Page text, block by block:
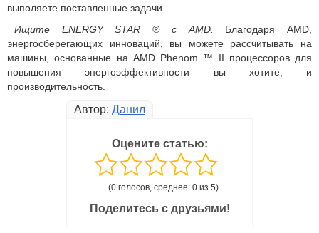
выполяете поставленные задачи.
Ищите ENERGY STAR ® с AMD.
Благодаря AMD,
энергосберегающих инноваций, вы можете рассчитывать на
машины, основанные на AMD Phenom ™ II процессоров для
повышения энергоэффективности вы хотите, и
производительность.
Автор: Данил
Оцените статью:
(0 голосов, среднее: 0 из 5)
Поделитесь с друзьями!